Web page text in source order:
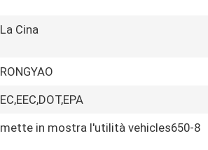
La Cina
RONGYAO
EC,EEC,DOT,EPA
mette in mostra l'utilità vehicles650-8